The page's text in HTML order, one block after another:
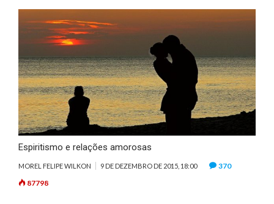
Espiritismo e relações amorosas
MOREL FELIPE WILKON 9 DE DEZEMBRO DE 2015, 18:00
370
87798